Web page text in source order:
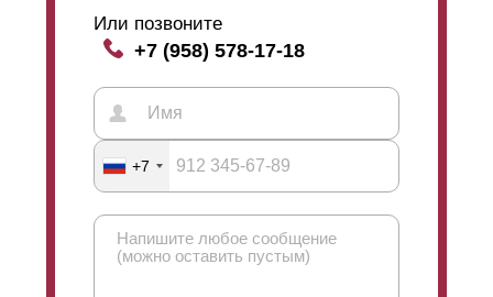
Или позвоните
+7 (958) 578-17-18
+7